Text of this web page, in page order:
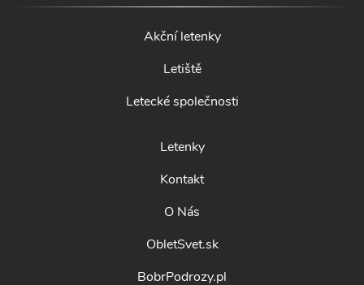
Akční letenky
Letiště
Letecké společnosti
Letenky
Kontakt
O Nás
ObletSvet.sk
BobrPodrozy.pl